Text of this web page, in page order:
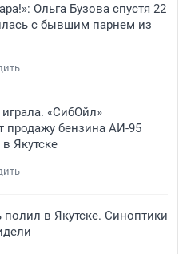
Ольга Бузова спустя 22
с бывшим парнем из
«СибОйл»
продажу бензина АИ-95
Якутске
в Якутске. Синоптики